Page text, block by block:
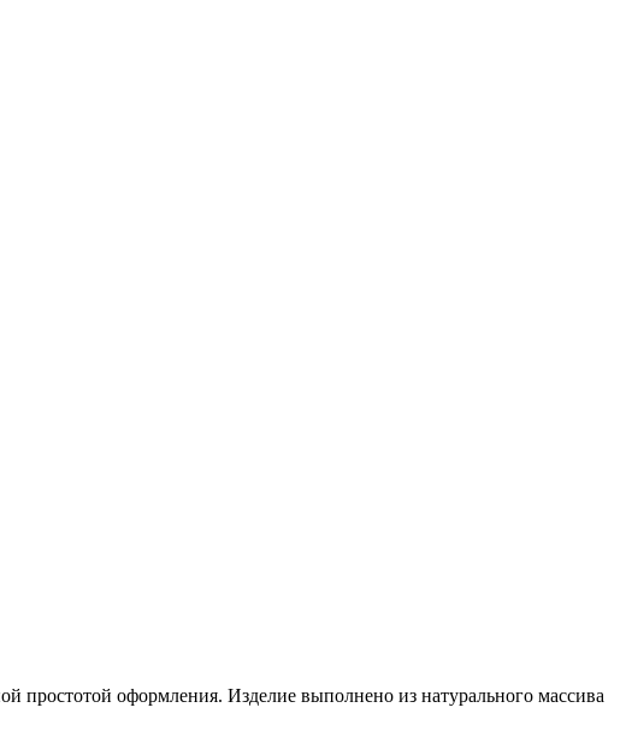
простотой оформления. Изделие выполнено из натурального массива